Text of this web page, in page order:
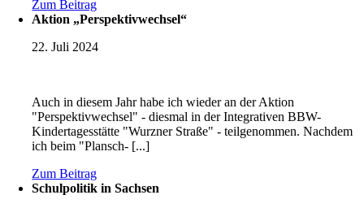
Zum Beitrag
Aktion „Perspektivwechsel“
22. Juli 2024
Auch in diesem Jahr habe ich wieder an der Aktion
"Perspektivwechsel" - diesmal in der Integrativen BBW-
Kindertagesstätte "Wurzner Straße" - teilgenommen. Nachdem
ich beim "Plansch- [...]
Zum Beitrag
Schulpolitik in Sachsen